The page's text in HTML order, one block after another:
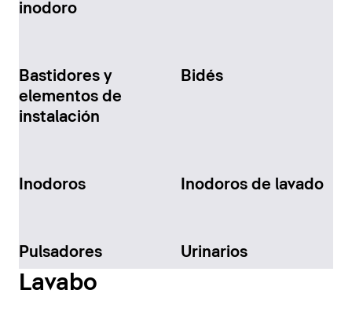
inodoro
Bastidores y
elementos de
instalación
Bidés
Inodoros Inodoros de lavado
Pulsadores Urinarios
Lavabo